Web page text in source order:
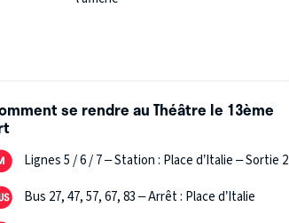
se rendre au Théâtre le 13ème
Lignes 5 / 6 / 7 – Station : Place d’Italie – Sortie 2
Bus 27, 47, 57, 67, 83 – Arrêt : Place d’Italie